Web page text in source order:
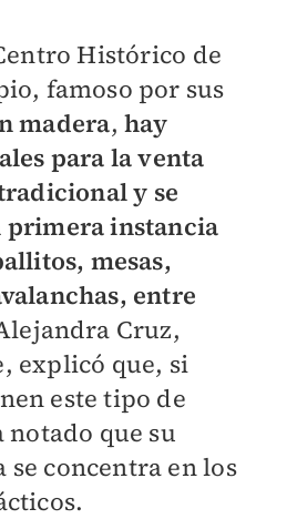
Histórico de
famoso por sus
madera, hay
para la venta
y se
primera instancia
mesas,
entre
Cruz,
explicó que, si
este tipo de
que su
se concentra en los